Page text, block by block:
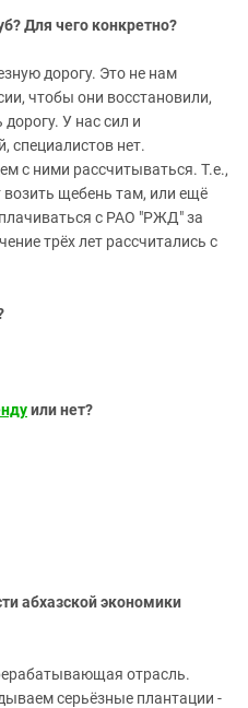
Для чего конкретно?
дорогу. Это не нам
чтобы они восстановили,
У нас сил и
специалистов нет.
с ними рассчитываться. Т.е.,
возить щебень там, или ещё
с РАО "РЖД" за
трёх лет рассчитались с
или нет?
абхазской экономики
отрасль.
серьёзные плантации -